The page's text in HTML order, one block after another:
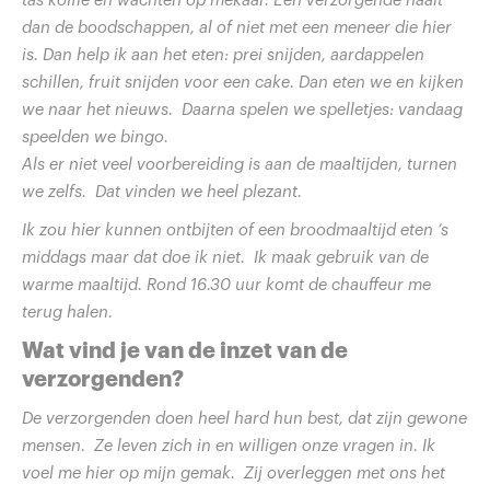
dan de boodschappen, al of niet met een meneer die hier
is. Dan help ik aan het eten: prei snijden, aardappelen
schillen, fruit snijden voor een cake. Dan eten we en kijken
we naar het nieuws. Daarna spelen we spelletjes: vandaag
speelden we bingo.
Als er niet veel voorbereiding is aan de maaltijden, turnen
we zelfs. Dat vinden we heel plezant.
Ik zou hier kunnen ontbijten of een broodmaaltijd eten ’s
middags maar dat doe ik niet. Ik maak gebruik van de
warme maaltijd. Rond 16.30 uur komt de chauffeur me
terug halen.
Wat vind je van de inzet van de
verzorgenden?
De verzorgenden doen heel hard hun best, dat zijn gewone
mensen. Ze leven zich in en willigen onze vragen in. Ik
voel me hier op mijn gemak. Zij overleggen met ons het